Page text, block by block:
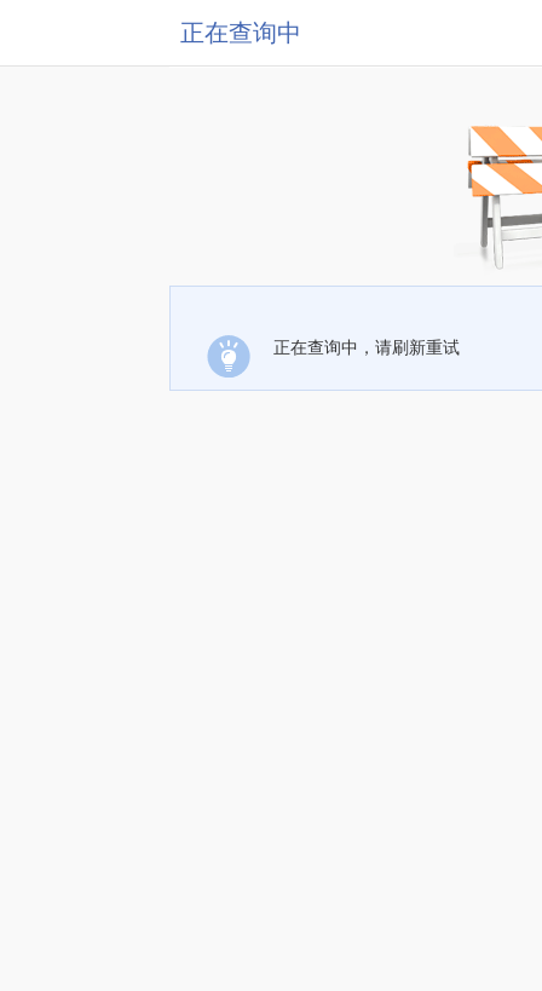
正在查询中
正在查询中，请刷新重试